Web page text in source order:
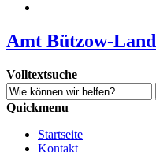
Amt Bützow-Land
Volltextsuche
Quickmenu
Startseite
Kontakt